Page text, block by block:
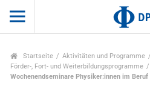
Startseite
Aktivitäten und Programme
Förder-, Fort- und Weiterbildungsprogramme
Wochenendseminare Physiker:innen im Beruf